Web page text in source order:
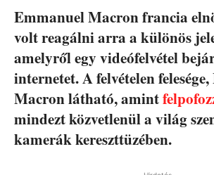
Emmanuel Macron francia
volt reagálni arra a különös
amelyről egy videófelvétel
internetet. A felvételen
Macron látható, amint
mindezt közvetlenül a világ
kamerák kereszttüzében.